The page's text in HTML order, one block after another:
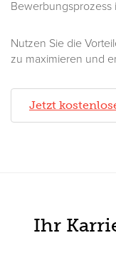
Nutzen Sie die
zu maximieren und
Jetzt
Ihr